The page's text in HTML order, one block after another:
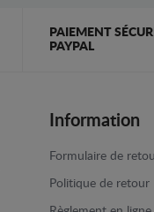
PAIEMENT
PAYPAL
Information
Formulaire de
Politique de retour